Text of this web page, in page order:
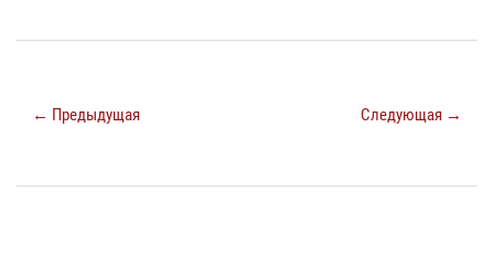
← Предыдущая Следующая →